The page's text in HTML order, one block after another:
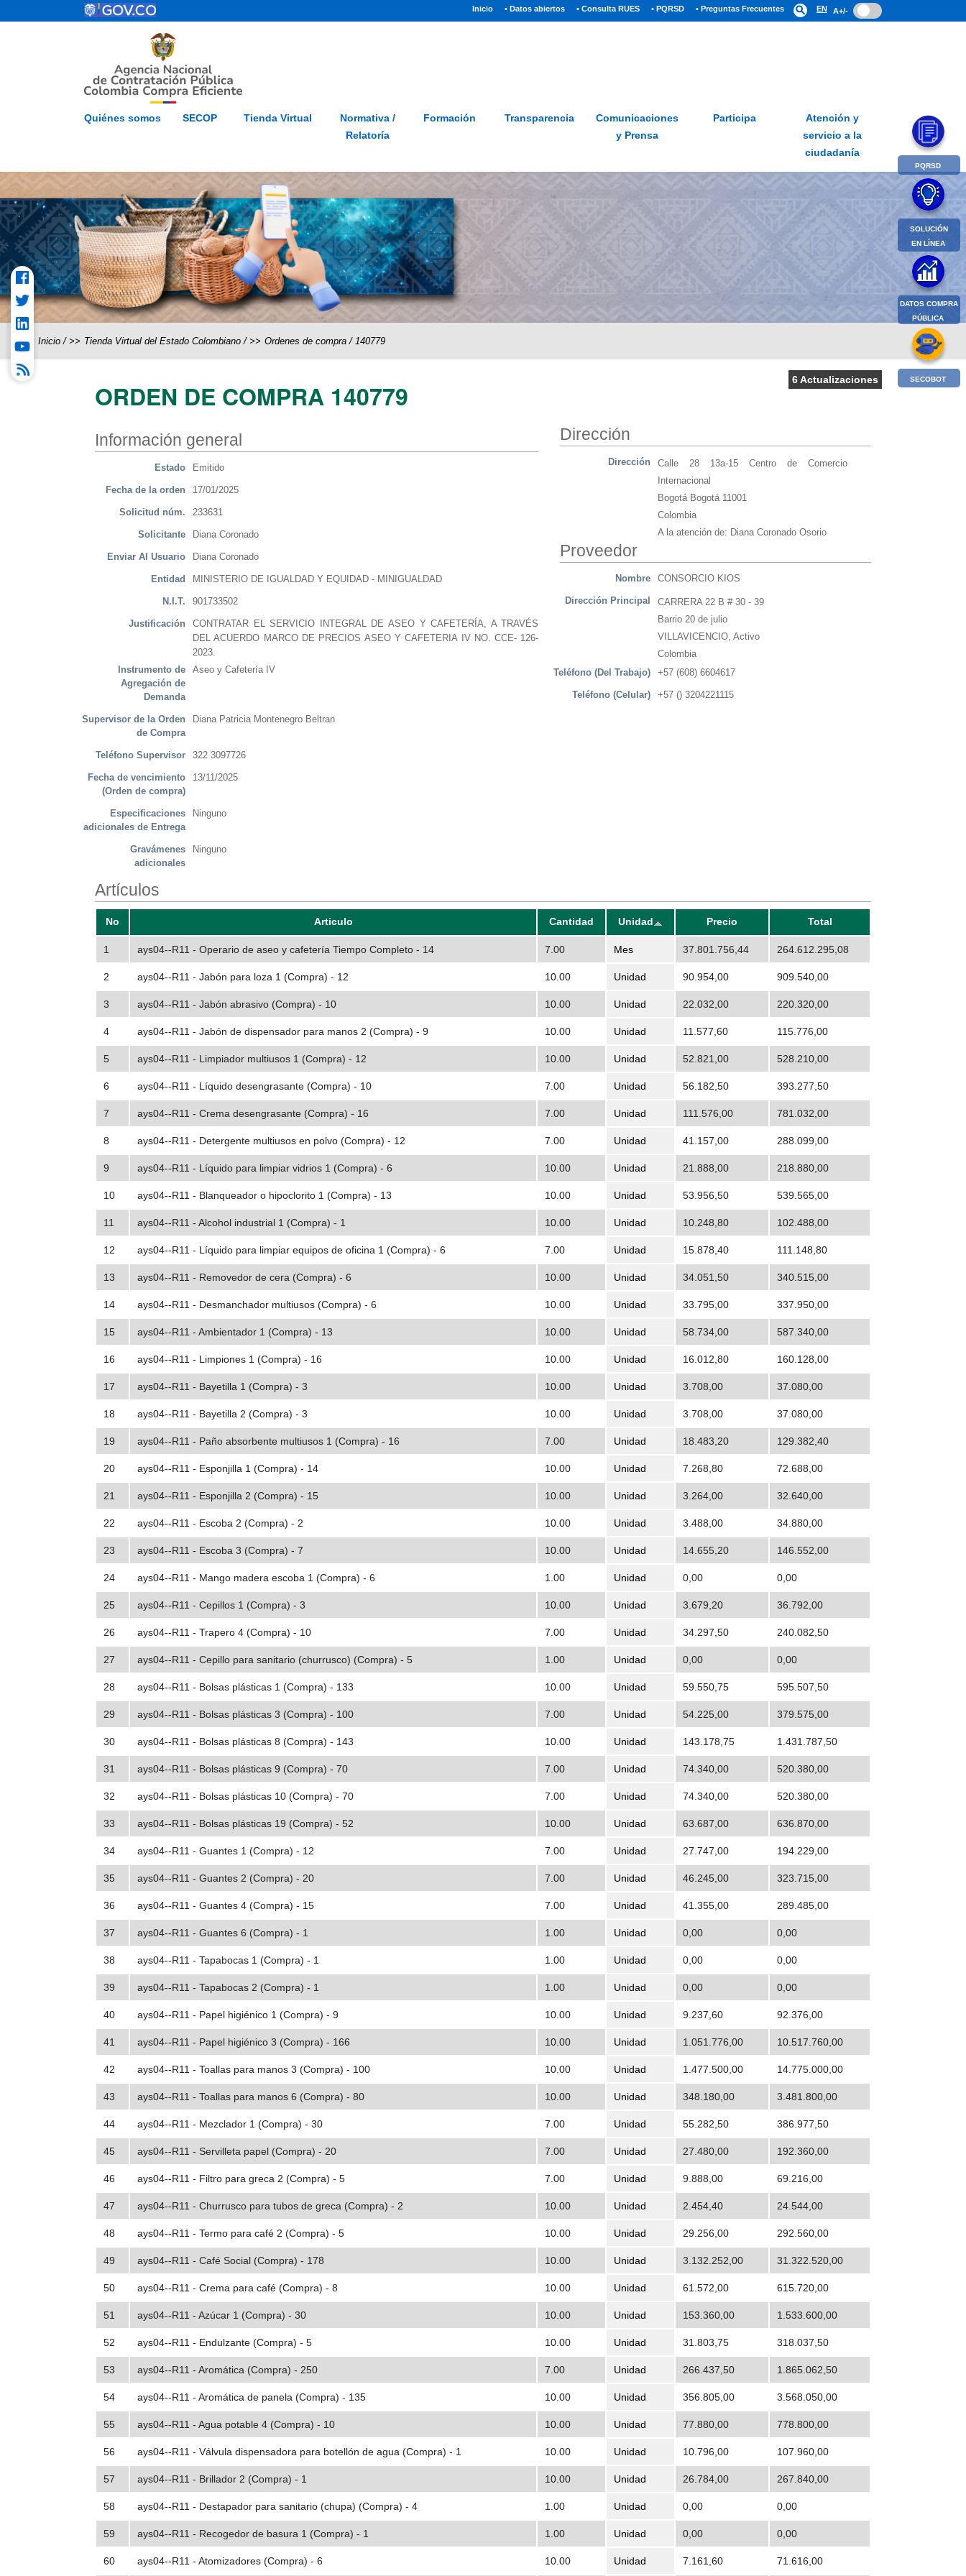
Pasar al contenido principal Inicio(current)
• Datos abiertos • Consulta RUES • PQRSD • Preguntas Frecuentes search EN A+/-
Inicio Mapa del Sitio Glosario PQRSD Preguntas frecuentes
Quiénes somos SECOP Tienda Virtual
Normativa /
Relatoría
Formación Transparencia
Comunicaciones
y Prensa
Participa
Atención y
servicio a la
ciudadanía
Inicio / Tienda Virtual del Estado Colombiano / Ordenes de compra / 140779
6 Actualizaciones
ORDEN DE COMPRA 140779
Información general
Estado Emitido
Fecha de la orden 17/01/2025
Solicitud núm. 233631
Solicitante Diana Coronado
Enviar Al Usuario Diana Coronado
Entidad MINISTERIO DE IGUALDAD Y EQUIDAD - MINIGUALDAD
N.I.T. 901733502
Justificación
CONTRATAR EL SERVICIO INTEGRAL DE ASEO Y CAFETERÍA, A TRAVÉS
DEL ACUERDO MARCO DE PRECIOS ASEO Y CAFETERIA IV NO. CCE- 126-
2023.
Instrumento de
Agregación de
Demanda
Aseo y Cafetería IV
Supervisor de la Orden
de Compra
Diana Patricia Montenegro Beltran
Teléfono Supervisor 322 3097726
Fecha de vencimiento
(Orden de compra)
13/11/2025
Especificaciones
adicionales de Entrega
Ninguno
Gravámenes
adicionales
Ninguno
Dirección
Dirección
Calle 28 13a-15 Centro de Comercio
Internacional
Bogotá Bogotá 11001
Colombia
A la atención de: Diana Coronado Osorio
Proveedor
Nombre CONSORCIO KIOS
Dirección Principal
CARRERA 22 B # 30 - 39
Barrio 20 de julio
VILLAVICENCIO, Activo
Colombia
Teléfono (Del Trabajo)
+57 (608) 6604617
Teléfono (Celular) +57 () 3204221115
Artículos
No Articulo Cantidad Unidad Precio Total
1 ays04--R11 - Operario de aseo y cafetería Tiempo Completo - 14 7.00 Mes 37.801.756,44 264.612.295,08
2 ays04--R11 - Jabón para loza 1 (Compra) - 12 10.00 Unidad 90.954,00 909.540,00
3 ays04--R11 - Jabón abrasivo (Compra) - 10 10.00 Unidad 22.032,00 220.320,00
4 ays04--R11 - Jabón de dispensador para manos 2 (Compra) - 9 10.00 Unidad 11.577,60 115.776,00
5 ays04--R11 - Limpiador multiusos 1 (Compra) - 12 10.00 Unidad 52.821,00 528.210,00
6 ays04--R11 - Líquido desengrasante (Compra) - 10 7.00 Unidad 56.182,50 393.277,50
7 ays04--R11 - Crema desengrasante (Compra) - 16 7.00 Unidad 111.576,00 781.032,00
8 ays04--R11 - Detergente multiusos en polvo (Compra) - 12 7.00 Unidad 41.157,00 288.099,00
9 ays04--R11 - Líquido para limpiar vidrios 1 (Compra) - 6 10.00 Unidad 21.888,00 218.880,00
10 ays04--R11 - Blanqueador o hipoclorito 1 (Compra) - 13 10.00 Unidad 53.956,50 539.565,00
11 ays04--R11 - Alcohol industrial 1 (Compra) - 1 10.00 Unidad 10.248,80 102.488,00
12 ays04--R11 - Líquido para limpiar equipos de oficina 1 (Compra) - 6 7.00 Unidad 15.878,40 111.148,80
13 ays04--R11 - Removedor de cera (Compra) - 6 10.00 Unidad 34.051,50 340.515,00
14 ays04--R11 - Desmanchador multiusos (Compra) - 6 10.00 Unidad 33.795,00 337.950,00
15 ays04--R11 - Ambientador 1 (Compra) - 13 10.00 Unidad 58.734,00 587.340,00
16 ays04--R11 - Limpiones 1 (Compra) - 16 10.00 Unidad 16.012,80 160.128,00
17 ays04--R11 - Bayetilla 1 (Compra) - 3 10.00 Unidad 3.708,00 37.080,00
18 ays04--R11 - Bayetilla 2 (Compra) - 3 10.00 Unidad 3.708,00 37.080,00
19 ays04--R11 - Paño absorbente multiusos 1 (Compra) - 16 7.00 Unidad 18.483,20 129.382,40
20 ays04--R11 - Esponjilla 1 (Compra) - 14 10.00 Unidad 7.268,80 72.688,00
21 ays04--R11 - Esponjilla 2 (Compra) - 15 10.00 Unidad 3.264,00 32.640,00
22 ays04--R11 - Escoba 2 (Compra) - 2 10.00 Unidad 3.488,00 34.880,00
23 ays04--R11 - Escoba 3 (Compra) - 7 10.00 Unidad 14.655,20 146.552,00
24 ays04--R11 - Mango madera escoba 1 (Compra) - 6 1.00 Unidad 0,00 0,00
25 ays04--R11 - Cepillos 1 (Compra) - 3 10.00 Unidad 3.679,20 36.792,00
26 ays04--R11 - Trapero 4 (Compra) - 10 7.00 Unidad 34.297,50 240.082,50
27 ays04--R11 - Cepillo para sanitario (churrusco) (Compra) - 5 1.00 Unidad 0,00 0,00
28 ays04--R11 - Bolsas plásticas 1 (Compra) - 133 10.00 Unidad 59.550,75 595.507,50
29 ays04--R11 - Bolsas plásticas 3 (Compra) - 100 7.00 Unidad 54.225,00 379.575,00
30 ays04--R11 - Bolsas plásticas 8 (Compra) - 143 10.00 Unidad 143.178,75 1.431.787,50
31 ays04--R11 - Bolsas plásticas 9 (Compra) - 70 7.00 Unidad 74.340,00 520.380,00
32 ays04--R11 - Bolsas plásticas 10 (Compra) - 70 7.00 Unidad 74.340,00 520.380,00
33 ays04--R11 - Bolsas plásticas 19 (Compra) - 52 10.00 Unidad 63.687,00 636.870,00
34 ays04--R11 - Guantes 1 (Compra) - 12 7.00 Unidad 27.747,00 194.229,00
35 ays04--R11 - Guantes 2 (Compra) - 20 7.00 Unidad 46.245,00 323.715,00
36 ays04--R11 - Guantes 4 (Compra) - 15 7.00 Unidad 41.355,00 289.485,00
37 ays04--R11 - Guantes 6 (Compra) - 1 1.00 Unidad 0,00 0,00
38 ays04--R11 - Tapabocas 1 (Compra) - 1 1.00 Unidad 0,00 0,00
39 ays04--R11 - Tapabocas 2 (Compra) - 1 1.00 Unidad 0,00 0,00
40 ays04--R11 - Papel higiénico 1 (Compra) - 9 10.00 Unidad 9.237,60 92.376,00
41 ays04--R11 - Papel higiénico 3 (Compra) - 166 10.00 Unidad 1.051.776,00 10.517.760,00
42 ays04--R11 - Toallas para manos 3 (Compra) - 100 10.00 Unidad 1.477.500,00 14.775.000,00
43 ays04--R11 - Toallas para manos 6 (Compra) - 80 10.00 Unidad 348.180,00 3.481.800,00
44 ays04--R11 - Mezclador 1 (Compra) - 30 7.00 Unidad 55.282,50 386.977,50
45 ays04--R11 - Servilleta papel (Compra) - 20 7.00 Unidad 27.480,00 192.360,00
46 ays04--R11 - Filtro para greca 2 (Compra) - 5 7.00 Unidad 9.888,00 69.216,00
47 ays04--R11 - Churrusco para tubos de greca (Compra) - 2 10.00 Unidad 2.454,40 24.544,00
48 ays04--R11 - Termo para café 2 (Compra) - 5 10.00 Unidad 29.256,00 292.560,00
49 ays04--R11 - Café Social (Compra) - 178 10.00 Unidad 3.132.252,00 31.322.520,00
50 ays04--R11 - Crema para café (Compra) - 8 10.00 Unidad 61.572,00 615.720,00
51 ays04--R11 - Azúcar 1 (Compra) - 30 10.00 Unidad 153.360,00 1.533.600,00
52 ays04--R11 - Endulzante (Compra) - 5 10.00 Unidad 31.803,75 318.037,50
53 ays04--R11 - Aromática (Compra) - 250 7.00 Unidad 266.437,50 1.865.062,50
54 ays04--R11 - Aromática de panela (Compra) - 135 10.00 Unidad 356.805,00 3.568.050,00
55 ays04--R11 - Agua potable 4 (Compra) - 10 10.00 Unidad 77.880,00 778.800,00
56 ays04--R11 - Válvula dispensadora para botellón de agua (Compra) - 1 10.00 Unidad 10.796,00 107.960,00
57 ays04--R11 - Brillador 2 (Compra) - 1 10.00 Unidad 26.784,00 267.840,00
58 ays04--R11 - Destapador para sanitario (chupa) (Compra) - 4 1.00 Unidad 0,00 0,00
59 ays04--R11 - Recogedor de basura 1 (Compra) - 1 1.00 Unidad 0,00 0,00
60 ays04--R11 - Atomizadores (Compra) - 6 10.00 Unidad 7.161,60 71.616,00
PQRSD
SOLUCIÓN
EN LÍNEA
DATOS COMPRA
PÚBLICA
SECOBOT